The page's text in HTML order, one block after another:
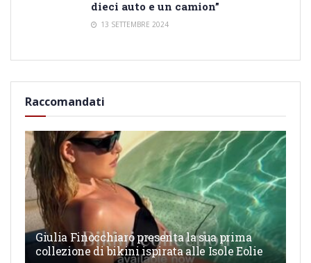
dieci auto e un camion”
13 SETTEMBRE 2024
Raccomandati
Giulia Finocchiaro presenta la sua prima
collezione di bikini ispirata alle Isole Eolie